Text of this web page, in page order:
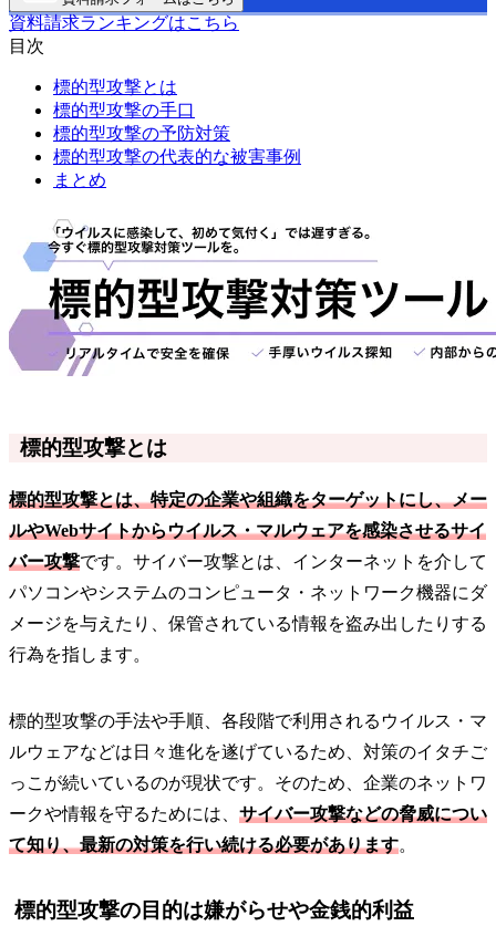
資料請求ランキングはこちら
目次
標的型攻撃とは
標的型攻撃の手口
標的型攻撃の予防対策
標的型攻撃の代表的な被害事例
まとめ
標的型攻撃とは
標的型攻撃とは、特定の企業や組織をターゲットにし、メー
ルやWebサイトからウイルス・マルウェアを感染させるサイ
バー攻撃です。サイバー攻撃とは、インターネットを介して
パソコンやシステムのコンピュータ・ネットワーク機器にダ
メージを与えたり、保管されている情報を盗み出したりする
行為を指します。
標的型攻撃の手法や手順、各段階で利用されるウイルス・マ
ルウェアなどは日々進化を遂げているため、対策のイタチご
っこが続いているのが現状です。そのため、企業のネットワ
ークや情報を守るためには、 サイバー攻撃などの脅威につい
て知り、最新の対策を行い続ける必要があります。
標的型攻撃の目的は嫌がらせや金銭的利益